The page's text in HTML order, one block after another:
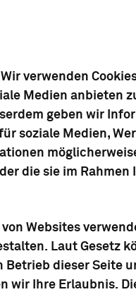
verwenden
Medien anbieten
geben wir
soziale Medien,
die sie im Rahmen
Websites
Laut Gesetz
Betrieb dieser Seite
wir Ihre Erlaubnis.